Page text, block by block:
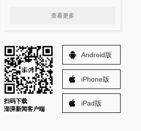
查看更多
扫码下载
澎湃新闻客户端
Android版
iPhone版
iPad版